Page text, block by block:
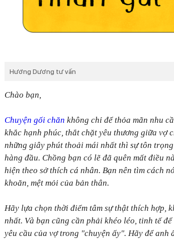
Hướng Dương tư vấn
Chào bạn,
Chuyện gối chăn không chỉ để thỏa mãn nhu
khắc hạnh phúc, thắt chặt yêu thương giữa vợ
những giây phút thoải mái nhất thì sự tôn
hàng đầu. Chồng bạn có lẽ đã quên mất điều
hiện theo sở thích cá nhân. Bạn nên tìm cách
khoăn, mệt mỏi của bản thân.
Hãy lựa chọn thời điểm tâm sự thật thích hợp,
nhất. Và bạn cũng cần phải khéo léo, tinh tế
yêu cầu của vợ trong "chuyện ấy". Hãy để anh